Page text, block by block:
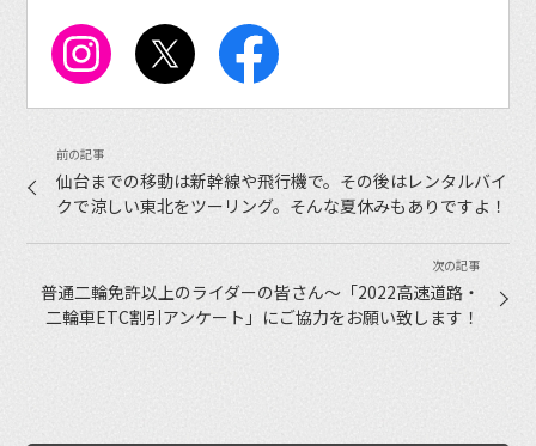
仙台までの移動は新幹線や飛行機で。その後はレンタルバイ
クで涼しい東北をツーリング。そんな夏休みもありですよ！
普通二輪免許以上のライダーの皆さん〜「2022高速道路・
二輪車ETC割引アンケート」にご協力をお願い致します！